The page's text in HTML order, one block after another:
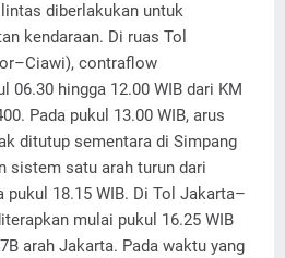
diberlakukan untuk
kendaraan. Di ruas Tol
contraflow
06.30 hingga 12.00 WIB dari KM
Pada pukul 13.00 WIB, arus
ditutup sementara di Simpang
sistem satu arah turun dari
pukul 18.15 WIB. Di Tol Jakarta–
mulai pukul 16.25 WIB
arah Jakarta. Pada waktu yang